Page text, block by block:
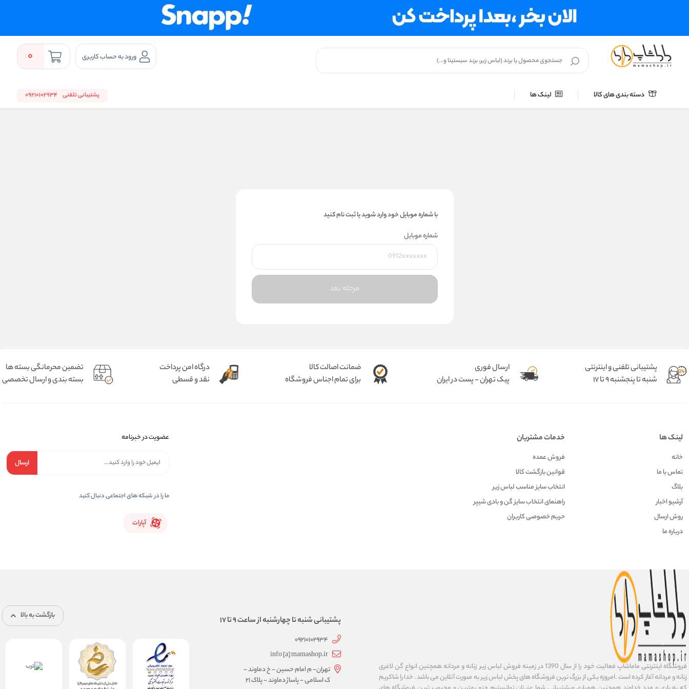
ورود به حساب کاربری 0
دسته بندی های کالا لینک ها پشتیبانی تلفنی 09210102934
با شماره موبایل خود وارد شوید یا ثبت نام کنید
شماره موبایل
مرحله بعد
پشتیبانی تلفنی و اینترنتی
شنبه تا پنجشنبه 9 تا 17
ارسال فوری
پیک تهران - پست در ایران
ضمانت اصالت کالا
برای تمام اجناس فروشگاه
درگاه امن پرداخت
نقد و قسطی
تضمین محرمانگی بسته ها
بسته بندی و ارسال تخصصی
لینک ها
خانه
تماس با ما
بلاگ
آرشیو اخبار
روش ارسال
درباره ما
خدمات مشتریان
فروش عمده
قوانین بازگشت کالا
انتخاب سایز مناسب لباس زیر
راهنمای انتخاب سایز گن و بادی شیپر
حریم خصوصی کاربران
عضویت در خبرنامه
ارسال
ما را در شبکه های اجتماعی دنبال کنید
آپارات
فروشگاه اینترنتی ماماشاپ فعالیت خود را از سال 1390 در زمینه فروش لباس زیر زنانه و مردانه همچنین انواع گن لاغری
زنانه و مردانه آغاز کرده است .امروزه یکی از بزرگ ترین فروشگاه های پخش لباس زیر به صورت آنلاین می باشد . خدا را شاکریم
پشتیبانی شنبه تا چهارشنبه از ساعت 9 تا 17
09210102934
info [a] mamashop.ir
تهران- م امام حسین - خ دماوند -
ک اسلامی - پاساژ دماوند - پلاک 21
بازگشت به بالا